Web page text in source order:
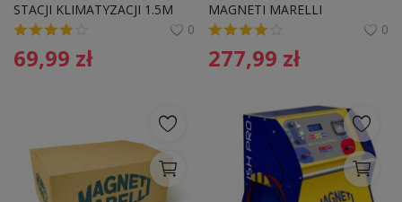
Wyprzedaż
Schowek
Language
STACJI KLIMATYZACJI 1.5M
TECHMAN S 3AH15
0
69,99 zł
MAGNETI MARELLI
007950025050
0
277,99 zł